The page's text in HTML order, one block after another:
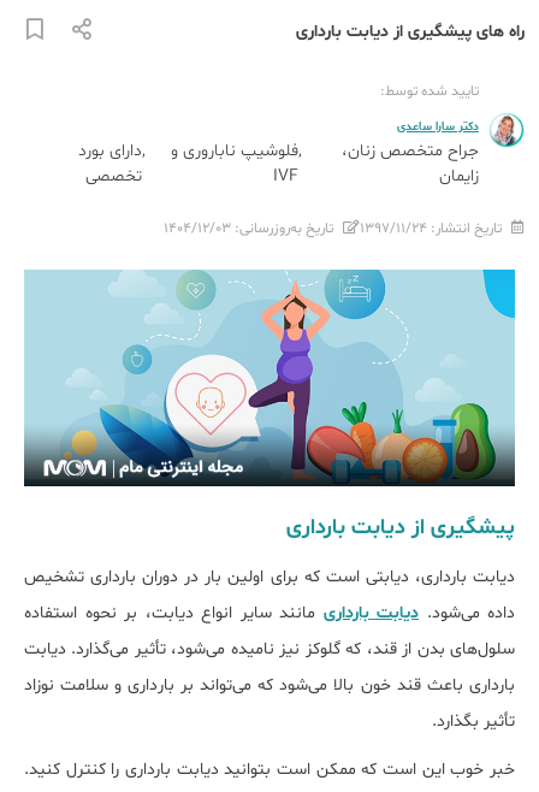
راه های پیشگیری از دیابت بارداری
تایید شده توسط:
دکتر سارا ساعدی
جراح متخصص زنان،
زایمان
فلوشیپ ناباروری و
IVF
دارای بورد
تخصصی
تاریخ انتشار: ۱۳۹۷/۱۱/۲۴ تاریخ به‌روزرسانی: ۱۴۰۴/۱۲/۰۳
پیشگیری از دیابت بارداری
دیابت بارداری، دیابتی است که برای اولین بار در دوران بارداری تشخیص
داده می‌شود. دیابت بارداری مانند سایر انواع دیابت، بر نحوه استفاده
سلول‌های بدن از قند، که گلوکز نیز نامیده می‌شود، تأثیر می‌گذارد. دیابت
بارداری باعث قند خون بالا می‌شود که می‌تواند بر بارداری و سلامت نوزاد
تأثیر بگذارد.
خبر خوب این است که ممکن است بتوانید دیابت بارداری را کنترل کنید.